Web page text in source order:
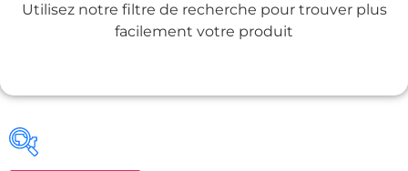
Utilisez notre filtre de recherche pour trouver plus
facilement votre produit